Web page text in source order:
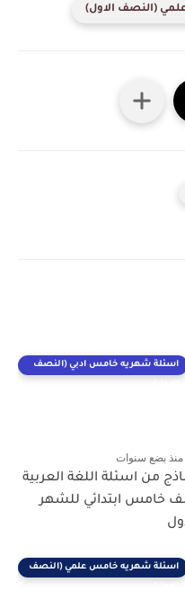
(النصف الاول)
اسئلة شهريه خامس ادبي (النصف
منذ بضع سنوات
من اسئلة اللغة العربية
خامس ابتدائي للشهر
اسئلة شهريه خامس علمي (النصف